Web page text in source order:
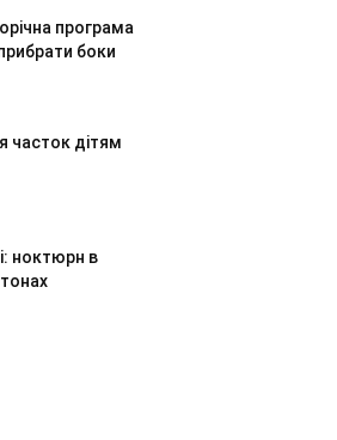
програма
боки
часток дітям
ноктюрн в